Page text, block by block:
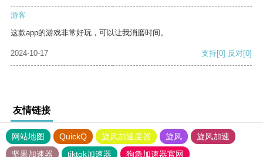
游客
这款app的游戏非常好玩，可以让我消磨时间。
2024-10-17 支持[0] 反对[0]
友情链接
网站地图 QuickQ 旋风加速度器 旋风
旋风加速
坚果加速器
tiktok加速器
狗急加速器官网